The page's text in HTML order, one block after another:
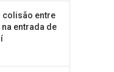
colisão entre
entrada de